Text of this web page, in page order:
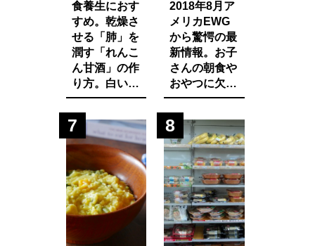
食養生におす
すめ。乾燥さ
せる「肺」を
潤す「れんこ
ん甘酒」の作
り方。白い食
材でカラダを
養おう。
2018年8月ア
メリカEWG
から驚愕の最
新情報。お子
さんの朝食や
おやつに欠か
せないシリア
ルから大量の
発がん性物質
グリホサート
が検出！
7 8